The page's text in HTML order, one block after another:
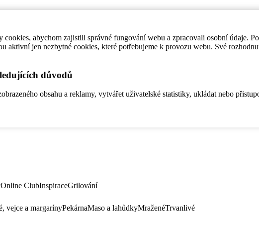
abychom zajistili správné fungování webu a zpracovali osobní údaje.
aktivní jen nezbytné cookies, které potřebujeme k provozu webu. Své
důvodů
obsahu a reklamy, vytvářet uživatelské statistiky, ukládat nebo
Online ClubInspiraceGrilování
vejce a margarínyPekárnaMaso a lahůdkyMraženéTrvanlivé